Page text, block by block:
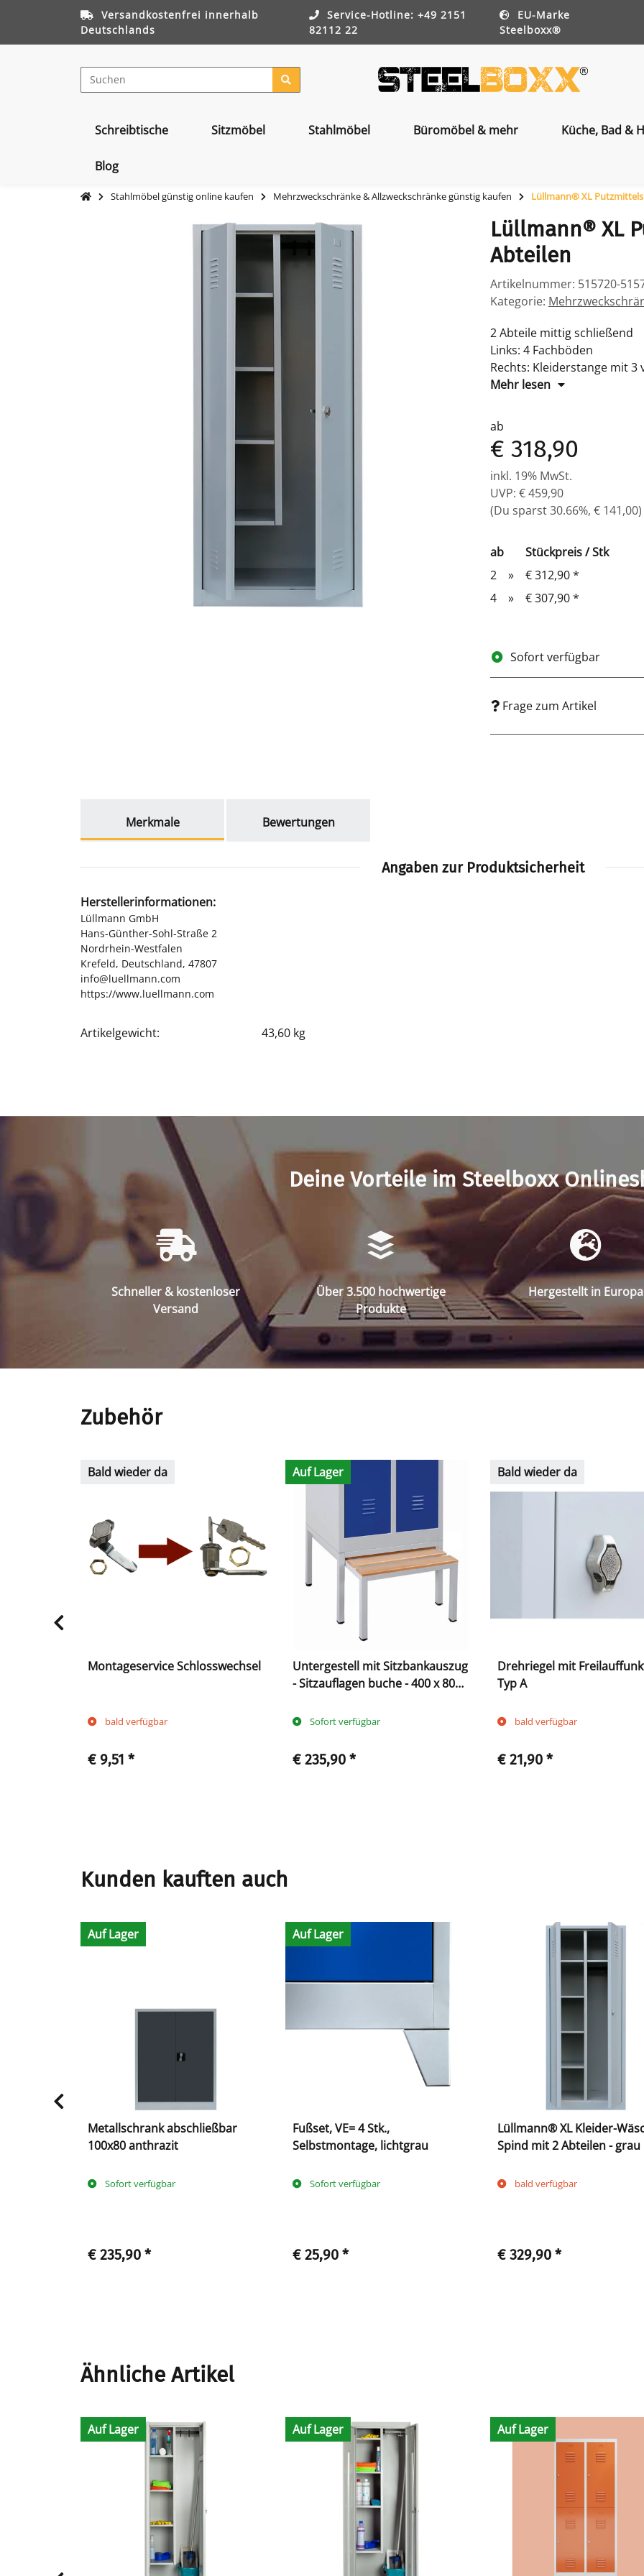
Versandkostenfrei innerhalb
Deutschlands
Service-Hotline: +49 2151
82112 22
EU-Marke
Steelboxx®
Schreibtische Sitzmöbel Stahlmöbel Büromöbel & mehr Küche, Bad &
Blog
Stahlmöbel günstig online kaufen Mehrzweckschränke & Allzweckschränke günstig kaufen Lüllmann® XL
Lüllmann® XL
Abteilen
Artikelnummer: 515720-
Kategorie:
2 Abteile mittig schließend
Links: 4 Fachböden
Rechts: Kleiderstange mit
Verkürzte Mitteltrennwand
Maße: H 1800 x B 800 x T
Mehr lesen
ab
€ 318,90
inkl. 19% MwSt.
UVP: € 459,90
(Du sparst30.66%, € 141,00)
ab
Stückpreis / Stk
2
» € 312,90*
4
» € 307,90*
Sofort verfügbar
Frage zum Artikel
Merkmale
Bewertungen
Angaben zur Produktsicherheit
Herstellerinformationen:
Lüllmann GmbH
Hans-Günther-Sohl-Straße 2
Nordrhein-Westfalen
Krefeld, Deutschland, 47807
info@luellmann.com
https://www.luellmann.com
Produkteigenschaft
Wert
Artikelgewicht: 43,60 kg
Deine Vorteile im Steelboxx
Schneller & kostenloser
Versand
Über 3.500 hochwertige
Produkte
Hergestellt in Europa
Zubehör
Bald wieder da
Montageservice Schlosswechsel
bald verfügbar
€ 9,51 *
Auf Lager
Untergestell mit Sitzbankauszug
- Sitzauflagen buche - 400 x 800
Sofort verfügbar
€ 235,90 *
Bald wieder da
Drehriegel mit
Typ A
bald verfügbar
€ 21,90 *
Kunden kauften auch
Auf Lager
Metallschrank abschließbar
100x80 anthrazit
Sofort verfügbar
€ 235,90 *
Auf Lager
Fußset, VE= 4 Stk.,
Selbstmontage, lichtgrau
Sofort verfügbar
€ 25,90 *
Lüllmann® XL Kleider-
Spind mit 2 Abteilen - grau
bald verfügbar
€ 329,90 *
Ähnliche Artikel
Auf Lager Auf Lager Auf Lager